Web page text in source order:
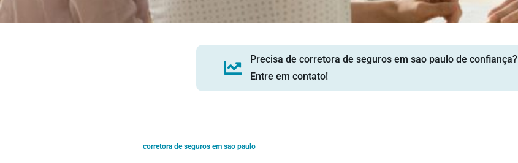
Precisa de corretora de seguros em sao paulo de confiança?
Entre em contato!
corretora de seguros em sao paulo